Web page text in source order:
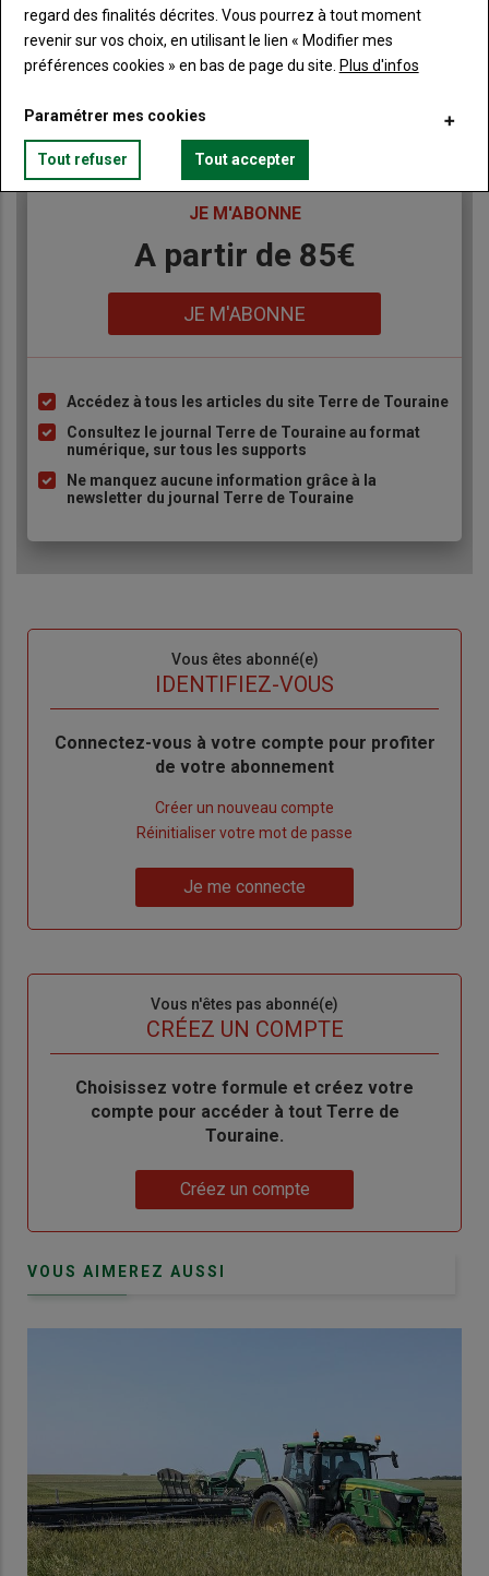
JE M'ABONNE
A partir de 85€
JE M'ABONNE
Liste
à
puce
Accédez à tous les articles du site Terre de Touraine
Consultez le journal Terre de Touraine au format
numérique, sur tous les supports
Ne manquez aucune information grâce à la
newsletter du journal Terre de Touraine
Vous êtes abonné(e)
IDENTIFIEZ-VOUS
Body
Connectez-vous à votre compte pour profiter
de votre abonnement
Créer un nouveau compte
de
Réinitialiser votre mot de passe
me
Je me connecte
Vous n'êtes pas abonné(e)
CRÉEZ UN COMPTE
BodyChoisissez votre formule et créez votre
compte pour accéder à tout Terre de
Touraine.
Créez un compte
VOUS AIMEREZ AUSSI
regard des finalités décrites. Vous pourrez à tout moment
revenir sur vos choix, en utilisant le lien « Modifier mes
préférences cookies » en bas de page du site. Plus d'infos
Paramétrer mes cookies
Tout refuser Tout accepter